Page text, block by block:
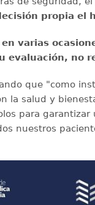
propia el
varias
evaluación, no
que "como
la salud y
para garantizar
nuestros